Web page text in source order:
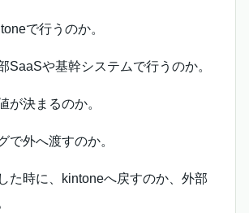
で行うのか。
SaaSや基幹システムで行うのか。
が決まるのか。
で外へ渡すのか。
た時に、kintoneへ戻すのか、外部